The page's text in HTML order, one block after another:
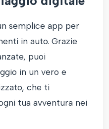
semplice app per
in auto. Grazie
puoi
in un vero e
che ti
tua avventura nei